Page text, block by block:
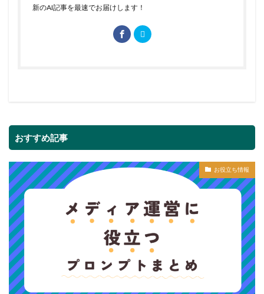
新のAI記事を最速でお届けします！
おすすめ記事
お役立ち情報